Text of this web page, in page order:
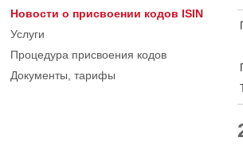
Новости о присвоении кодов ISIN
Услуги
Процедура присвоения кодов
Документы, тарифы